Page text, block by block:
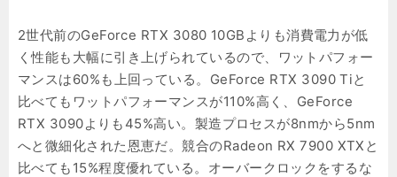
2世代前のGeForce RTX 3080 10GBよりも消費電力が低
く性能も大幅に引き上げられているので、ワットパフォー
マンスは60%も上回っている。GeForce RTX 3090 Tiと
比べてもワットパフォーマンスが110%高く、GeForce
RTX 3090よりも45%高い。製造プロセスが8nmから5nm
へと微細化された恩恵だ。競合のRadeon RX 7900 XTXと
比べても15%程度優れている。オーバークロックをするな